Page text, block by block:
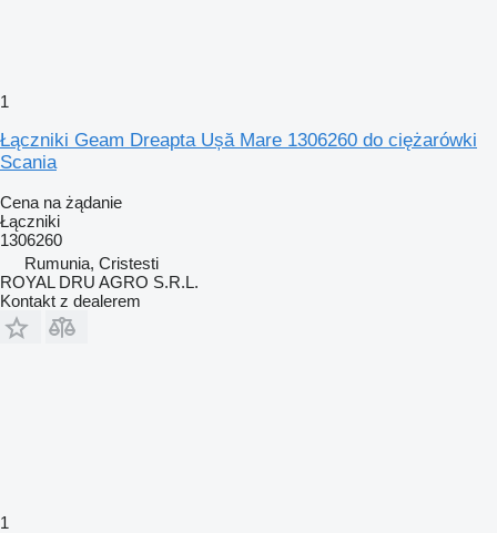
1
Łączniki Geam Dreapta Ușă Mare 1306260 do ciężarówki
Scania
Cena na żądanie
Łączniki
1306260
Rumunia, Cristesti
ROYAL DRU AGRO S.R.L.
Kontakt z dealerem
1